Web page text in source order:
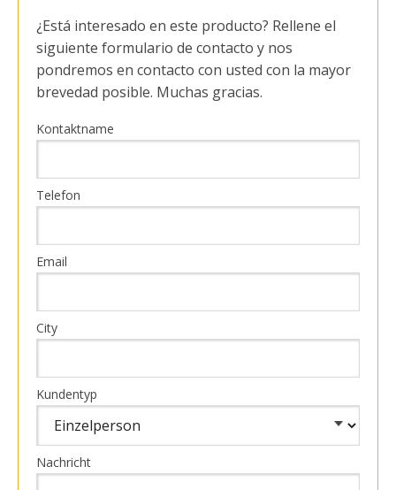
¿Está interesado en este producto? Rellene el
siguiente formulario de contacto y nos
pondremos en contacto con usted con la mayor
brevedad posible. Muchas gracias.
Kontaktname
Telefon
Email
City
Kundentyp
Nachricht